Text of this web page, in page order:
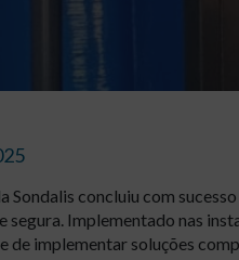
Sondalis concluiu com
segura. Implementado nas
de implementar soluções